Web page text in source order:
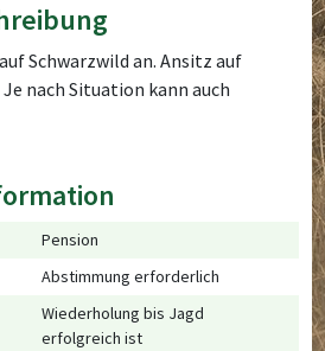
Schwarzwild an. Ansitz auf
nach Situation kann auch
Pension
Abstimmung erforderlich
Wiederholung bis Jagd
erfolgreich ist